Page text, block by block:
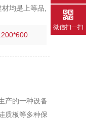
均是上等品,
产的一种设备
质板等多种保
微信扫一扫